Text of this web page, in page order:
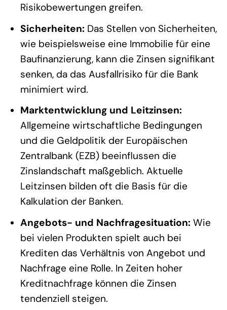
Risikobewertungen greifen.
Sicherheiten: Das Stellen von Sicherheiten,
wie beispielsweise eine Immobilie für eine
Baufinanzierung, kann die Zinsen signifikant
senken, da das Ausfallrisiko für die Bank
minimiert wird.
Marktentwicklung und Leitzinsen:
Allgemeine wirtschaftliche Bedingungen
und die Geldpolitik der Europäischen
Zentralbank (EZB) beeinflussen die
Zinslandschaft maßgeblich. Aktuelle
Leitzinsen bilden oft die Basis für die
Kalkulation der Banken.
Angebots- und Nachfragesituation: Wie
bei vielen Produkten spielt auch bei
Krediten das Verhältnis von Angebot und
Nachfrage eine Rolle. In Zeiten hoher
Kreditnachfrage können die Zinsen
tendenziell steigen.